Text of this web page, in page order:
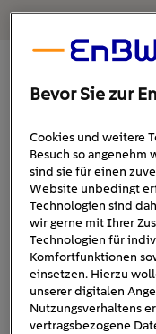
20. Juni 2022 1
nissan-
Bevor Sie zur
Cookies und weitere
Besuch so angenehm
sind sie für einen
Website unbedingt
Technologien sind
wir gerne mit Ihrer
Technologien für
Komfortfunktionen
einsetzen. Hierzu
unserer digitalen
Nutzungsverhaltens
vertragsbezogene